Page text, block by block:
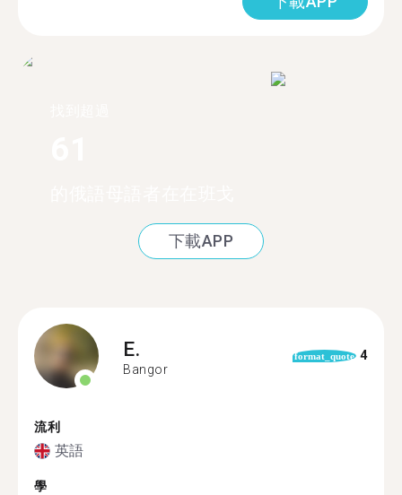
下載APP
E.
Bangor
format_quote 4
流利
英語
學